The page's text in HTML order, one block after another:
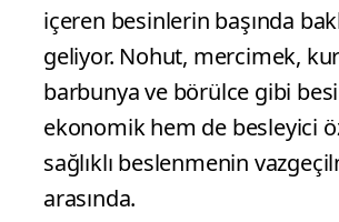
içeren besinlerin başında
geliyor. Nohut, mercimek,
barbunya ve börülce gibi
ekonomik hem de besleyici
sağlıklı beslenmenin
arasında.